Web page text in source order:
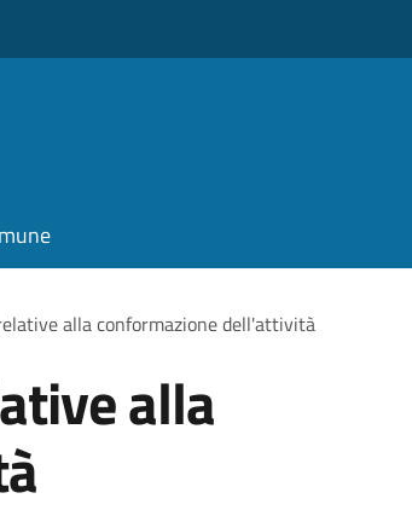
alla conformazione dell'attività
alla